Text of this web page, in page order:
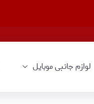
لوازم جانبی موبایل